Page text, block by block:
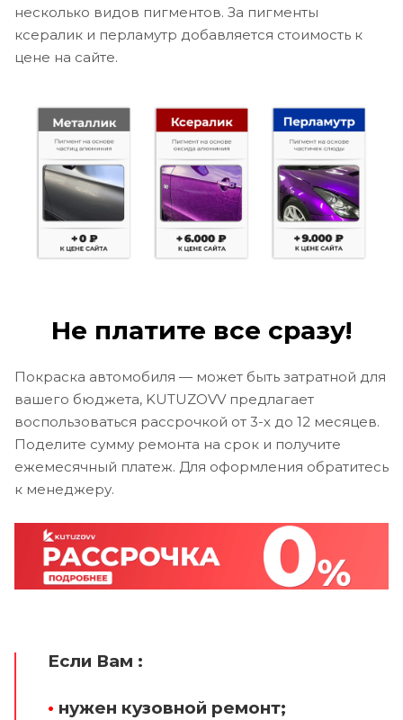
несколько видов пигментов. За пигменты
ксералик и перламутр добавляется стоимость к
цене на сайте.
Не платите все сразу!
Покраска автомобиля — может быть затратной для
вашего бюджета, KUTUZOVV предлагает
воспользоваться рассрочкой от 3-х до 12 месяцев.
Поделите сумму ремонта на срок и получите
ежемесячный платеж. Для оформления обратитесь
к менеджеру.
Если Вам :
• нужен кузовной ремонт;